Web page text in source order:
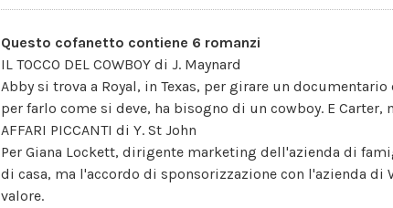
Questo cofanetto contiene 6 romanzi
IL TOCCO DEL COWBOY di J. Maynard
Abby si trova a Royal, in Texas, per girare un
per farlo come si deve, ha bisogno di un cowboy. E Carter,
AFFARI PICCANTI di Y. St John
Per Giana Lockett, dirigente marketing dell'azienda di
di casa, ma l'accordo di sponsorizzazione con l'azienda
valore.